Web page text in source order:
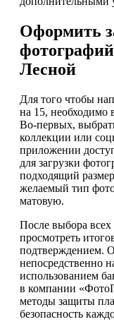
Оформить
Лесной
Для того чтобы
на 15, необходимо
Во-первых,
коллекции или
приложении
для загрузки
подходящий
желаемый тип
матовую.
После выбора
просмотреть
подтверждением.
непосредственно
использованием
в компании
методы защиты
безопасность